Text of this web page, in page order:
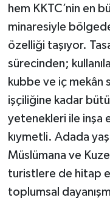
hem KKTC’nin en
minaresiyle
özelliği taşıyor.
sürecinden;
kubbe ve iç mekân
işçiliğine kadar
yetenekleri ile inşa
kıymetli. Adada
Müslümana ve
turistlere de hitap
toplumsal